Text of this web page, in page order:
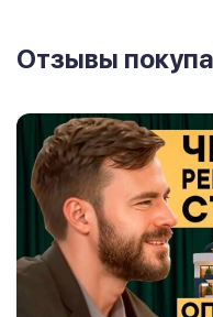
Отзывы